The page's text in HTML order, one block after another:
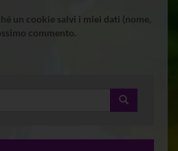
un cookie salvi i miei dati (nome,
commento.